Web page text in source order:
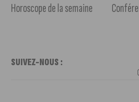
Horoscope de la semaine
SUIVEZ-NOUS :